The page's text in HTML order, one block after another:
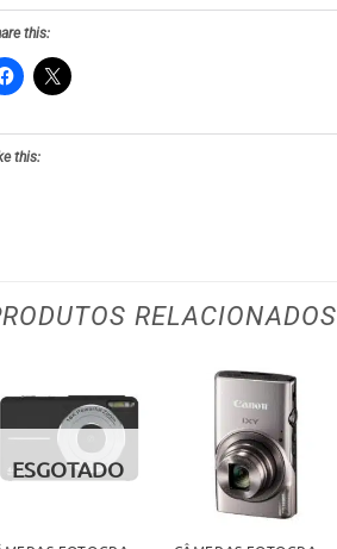
this:
this:
RELACIONADOS
Adicionar
aos meus
desejos
ESGOTADO
Adicionar
aos meus
desejos